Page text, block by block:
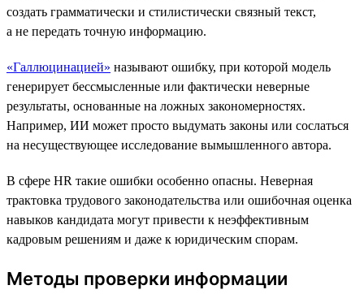
создать грамматически и стилистически связный текст,
а не передать точную информацию.
«Галлюцинацией» называют ошибку, при которой модель
генерирует бессмысленные или фактически неверные
результаты, основанные на ложных закономерностях.
Например, ИИ может просто выдумать законы или сослаться
на несуществующее исследование вымышленного автора.
В сфере HR такие ошибки особенно опасны. Неверная
трактовка трудового законодательства или ошибочная оценка
навыков кандидата могут привести к неэффективным
кадровым решениям и даже к юридическим спорам.
Методы проверки информации